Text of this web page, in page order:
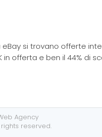
eBay si trovano offerte
in offerta e ben il 44% di
Agency
reserved.